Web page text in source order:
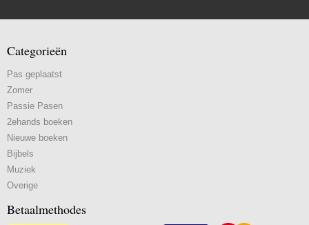
Categorieën
Pas geplaatst
Zomer
Passie Pasen
2ehands boeken
Nieuwe boeken
Bijbels
Muziek
Overige
Betaalmethodes